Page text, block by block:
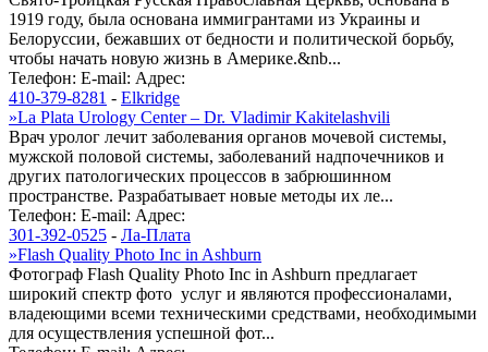
1919 году, была основана иммигрантами из Украины и
Белоруссии, бежавших от бедности и политической борьбу,
чтобы начать новую жизнь в Америке.&nb...
Телефон: E-mail: Адрес:
410-379-8281 - Elkridge
»La Plata Urology Center – Dr. Vladimir Kakitelashvili
Врач уролог лечит заболевания органов мочевой системы,
мужской половой системы, заболеваний надпочечников и
других патологических процессов в забрюшинном
пространстве. Разрабатывает новые методы их ле...
Телефон: E-mail: Адрес:
301-392-0525 - Ла-Плата
»Flash Quality Photo Inc in Ashburn
Фотограф Flash Quality Photo Inc in Ashburn предлагает
широкий спектр фото услуг и являются профессионалами,
владеющими всеми техническими средствами, необходимыми
для осуществления успешной фот...